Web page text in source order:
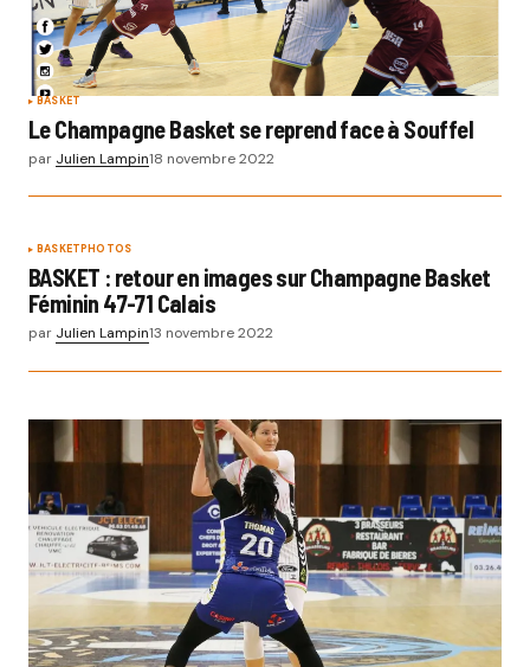
BASKET
Le Champagne Basket se reprend face à Souffel
par Julien Lampin18 novembre 2022
BASKET PHOTOS
BASKET : retour en images sur Champagne Basket
Féminin 47-71 Calais
par Julien Lampin13 novembre 2022